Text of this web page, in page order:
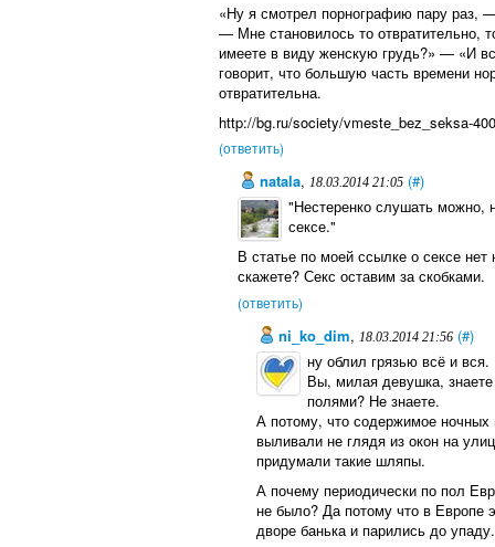
«Ну я смотрел порнографию пару раз,
— Мне становилось то
имеете в виду женскую грудь?» — «И
говорит, что большую часть времени
отвратительна.
http://bg.ru/society/vmeste_bez_seksa-
(ответить)
natala,18.03.2014 21:05 (#)
"Нестеренко слушать можно,
сексе."
В статье по моей ссылке о сексе
скажете? Секс оставим за скобками.
(ответить)
ni_ko_dim, 18.03.2014 21:56 (#)
ну облил грязью всё и
Вы, милая девушка,
полями? Не знаете.
А потому, что содержимое
выливали не глядя из окон на
придумали такие шляпы.
А почему периодически по пол
не было? Да потому что в
дворе банька и парились до упаду.